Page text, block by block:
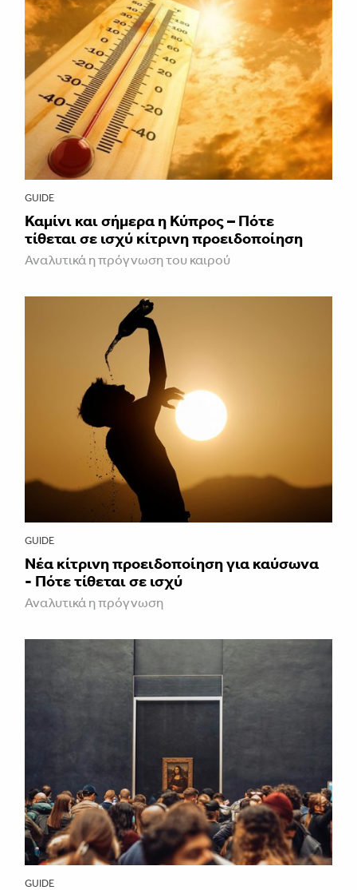
GUIDE
Καμίνι και σήμερα η Κύπρος – Πότε
τίθεται σε ισχύ κίτρινη προειδοποίηση
Αναλυτικά η πρόγνωση του καιρού
GUIDE
Νέα κίτρινη προειδοποίηση για καύσωνα
- Πότε τίθεται σε ισχύ
Αναλυτικά η πρόγνωση
GUIDE